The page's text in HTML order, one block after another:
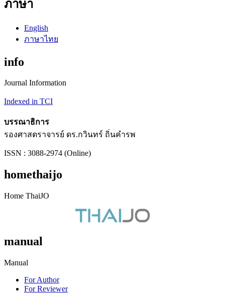
ภาษา
English
ภาษาไทย
info
Journal Information
Indexed in TCI
บรรณาธิการ
รองศาสตราจารย์ ดร.กวินทร์ ถิ่นคำรพ
ISSN : 3088-2974 (Online)
homethaijo
Home ThaiJO
manual
Manual
For Author
For Reviewer